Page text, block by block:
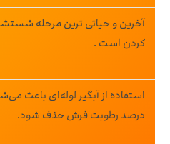
آخرین و حیاتی‌ ترین مرحله
کردن است .
درصد رطوبت فرش حذف شود.